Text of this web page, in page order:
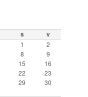
s v
1
2
8
9
15
16
22
23
29
30